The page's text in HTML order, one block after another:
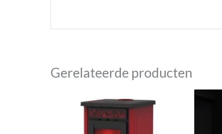
Gerelateerde producten
Dit
product